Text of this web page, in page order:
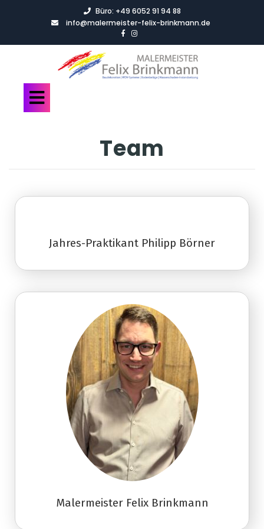
Büro: +49 6052 91 94 88
info@malermeister-felix-brinkmann.de
Team
Jahres-Praktikant Philipp Börner
Malermeister Felix Brinkmann